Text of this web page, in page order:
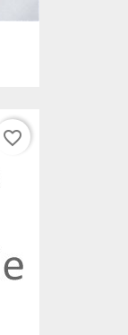
favorite_border